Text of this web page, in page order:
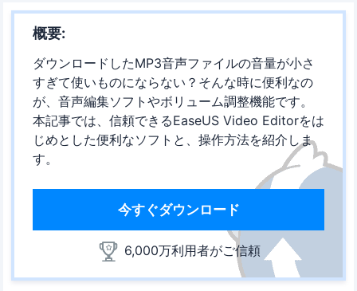
概要:
ダウンロードしたMP3音声ファイルの音量が小さ
すぎて使いものにならない？そんな時に便利なの
が、音声編集ソフトやボリューム調整機能です。
本記事では、信頼できるEaseUS Video Editorをは
じめとした便利なソフトと、操作方法を紹介しま
す。
今すぐダウンロード
6,000万利用者がご信頼